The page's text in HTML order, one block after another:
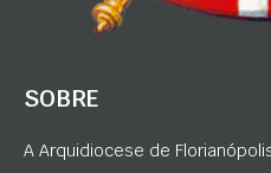
SOBRE
A Arquidiocese de